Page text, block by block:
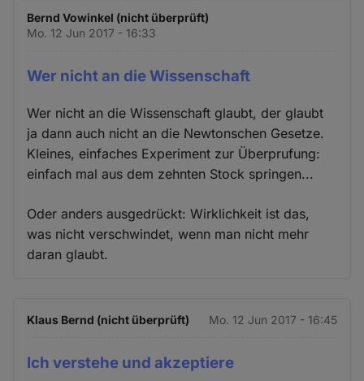
Bernd Vowinkel (nicht überprüft)
Mo. 12 Jun 2017 - 16:33
Wer nicht an die Wissenschaft
Wer nicht an die Wissenschaft glaubt, der glaubt
ja dann auch nicht an die Newtonschen Gesetze.
Kleines, einfaches Experiment zur Überprufung:
einfach mal aus dem zehnten Stock springen...
Oder anders ausgedrückt: Wirklichkeit ist das,
was nicht verschwindet, wenn man nicht mehr
daran glaubt.
Klaus Bernd (nicht überprüft) Mo. 12 Jun 2017 - 16:45
Ich verstehe und akzeptiere